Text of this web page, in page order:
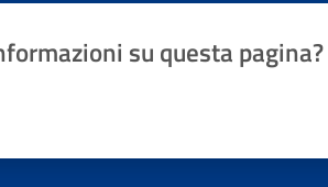
su questa pagina?